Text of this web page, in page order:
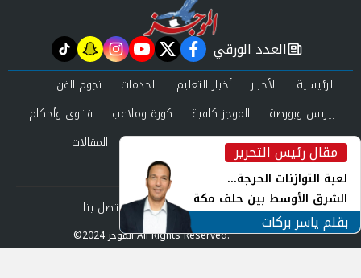
مقال رئيس التحرير
لعبة التوازنات الحرجة...
الشرق الأوسط بين حلف مكة
ورياح طهران
بقلم ياسر بركات
newspaper
العدد الورقي facebook
twitter
youtube
instagram
snapchat
tiktok
الرئيسية الأخبار أخبار التعليم الخدمات
نجوم الفن
بيزنس وبورصة
الموجز كافية كورة وملاعب
فتاوى وأحكام
صحة وجمال
عرب وعالم حوادث ومحاكم
المقالات
العدد الورقي
من نحن
سياسة الخصوصية اتصل بنا
©2024 الموجز All Rights Reserved.